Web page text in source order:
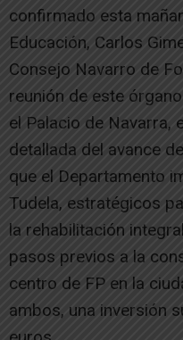
confirmado esta
Educación, Carlos
Consejo Navarro de
reunión de este
el Palacio de Navarra,
detallada del avance
que el Departamento
Tudela, estratégicos
la rehabilitación
pasos previos a la
centro de FP en la
ambos, una inversión